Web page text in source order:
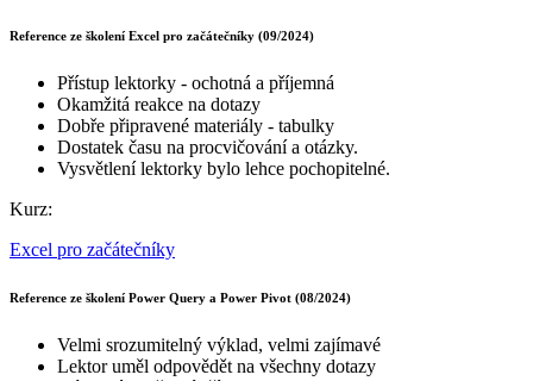
Reference ze školení Excel pro začátečníky (09/2024)
Přístup lektorky - ochotná a příjemná
Okamžitá reakce na dotazy
Dobře připravené materiály - tabulky
Dostatek času na procvičování a otázky.
Vysvětlení lektorky bylo lehce pochopitelné.
Kurz:
Excel pro začátečníky
Reference ze školení Power Query a Power Pivot (08/2024)
Velmi srozumitelný výklad, velmi zajímavé
Lektor uměl odpovědět na všechny dotazy